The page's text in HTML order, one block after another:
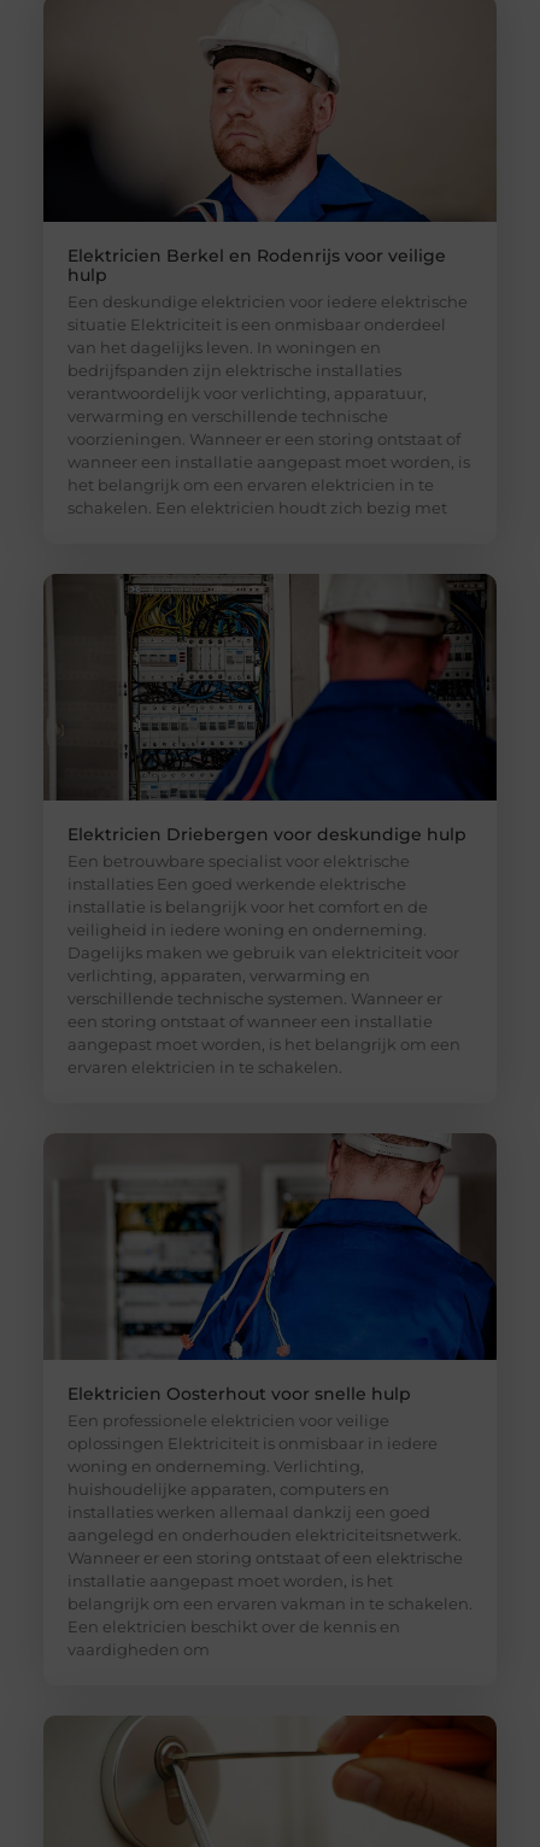
Elektricien Berkel en Rodenrijs voor veilige
hulp
Een deskundige elektricien voor iedere elektrische
situatie Elektriciteit is een onmisbaar onderdeel
van het dagelijks leven. In woningen en
bedrijfspanden zijn elektrische installaties
verantwoordelijk voor verlichting, apparatuur,
verwarming en verschillende technische
voorzieningen. Wanneer er een storing ontstaat of
wanneer een installatie aangepast moet worden, is
het belangrijk om een ervaren elektricien in te
schakelen. Een elektricien houdt zich bezig met
Elektricien Driebergen voor deskundige hulp
Een betrouwbare specialist voor elektrische
installaties Een goed werkende elektrische
installatie is belangrijk voor het comfort en de
veiligheid in iedere woning en onderneming.
Dagelijks maken we gebruik van elektriciteit voor
verlichting, apparaten, verwarming en
verschillende technische systemen. Wanneer er
een storing ontstaat of wanneer een installatie
aangepast moet worden, is het belangrijk om een
ervaren elektricien in te schakelen.
Elektricien Oosterhout voor snelle hulp
Een professionele elektricien voor veilige
oplossingen Elektriciteit is onmisbaar in iedere
woning en onderneming. Verlichting,
huishoudelijke apparaten, computers en
installaties werken allemaal dankzij een goed
aangelegd en onderhouden elektriciteitsnetwerk.
Wanneer er een storing ontstaat of een elektrische
installatie aangepast moet worden, is het
belangrijk om een ervaren vakman in te schakelen.
Een elektricien beschikt over de kennis en
vaardigheden om